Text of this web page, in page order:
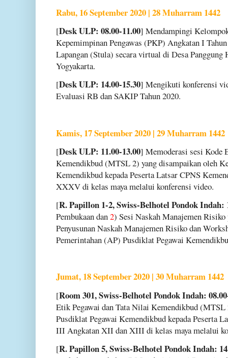
Rabu, 16 September 2020 | 28 Muharram 1442
[Desk ULP: 08.00-11.00] Mendampingi
Kepemimpinan Pengawas (PKP) Angkatan I
Lapangan (Stula) secara virtual di Desa
Yogyakarta.
[Desk ULP: 14.00-15.30] Mengikuti konferensi
Evaluasi RB dan SAKIP Tahun 2020.
Kamis, 17 September 2020 | 29 Muharram 1442
[Desk ULP: 11.00-13.00] Memoderasi sesi Kode
Kemendikbud (MTSL 2) yang disampaikan oleh
Kemendikbud kepada Peserta Latsar CPNS
XXXV di kelas maya melalui konferensi video.
[R. Papillon 1-2, Swiss-Belhotel Pondok Indah:
Pembukaan dan2) Sesi Naskah Manajemen
Penyusunan Naskah Manajemen Risiko dan
Pemerintahan (AP) Pusdiklat Pegawai
Jumat, 18 September 2020 | 30 Muharram 1442
[Room 301, Swiss-Belhotel Pondok Indah:
Etik Pegawai dan Tata Nilai Kemendikbud (MTSL
Pusdiklat Pegawai Kemendikbud kepada Peserta
III Angkatan XII dan XIII di kelas maya melalui
[R. Papillon 5, Swiss-Belhotel Pondok Indah: